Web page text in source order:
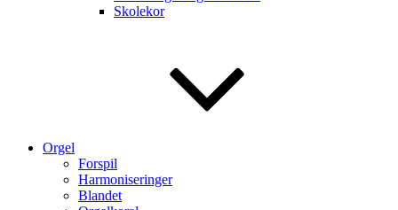
Skolekor
Orgel
Forspil
Harmoniseringer
Blandet